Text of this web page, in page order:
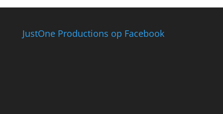
JustOne Productions op Facebook